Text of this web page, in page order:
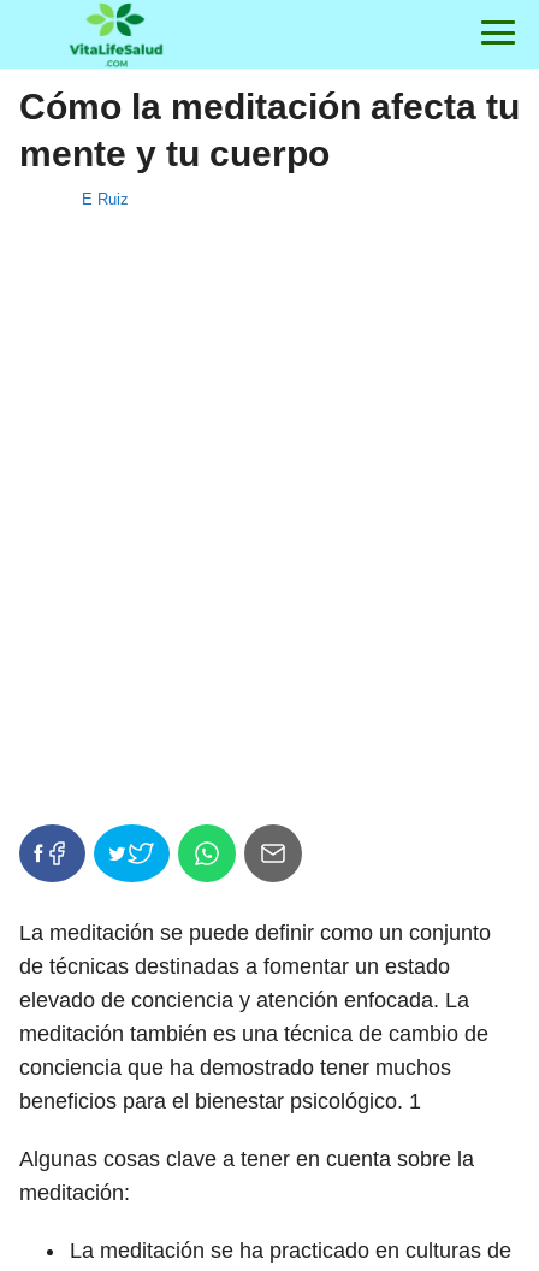
Cómo la meditación afecta tu
mente y tu cuerpo
E Ruiz
La meditación se puede definir como un conjunto
de técnicas destinadas a fomentar un estado
elevado de conciencia y atención enfocada. La
meditación también es una técnica de cambio de
conciencia que ha demostrado tener muchos
beneficios para el bienestar psicológico. 1
Algunas cosas clave a tener en cuenta sobre la
meditación:
La meditación se ha practicado en culturas de